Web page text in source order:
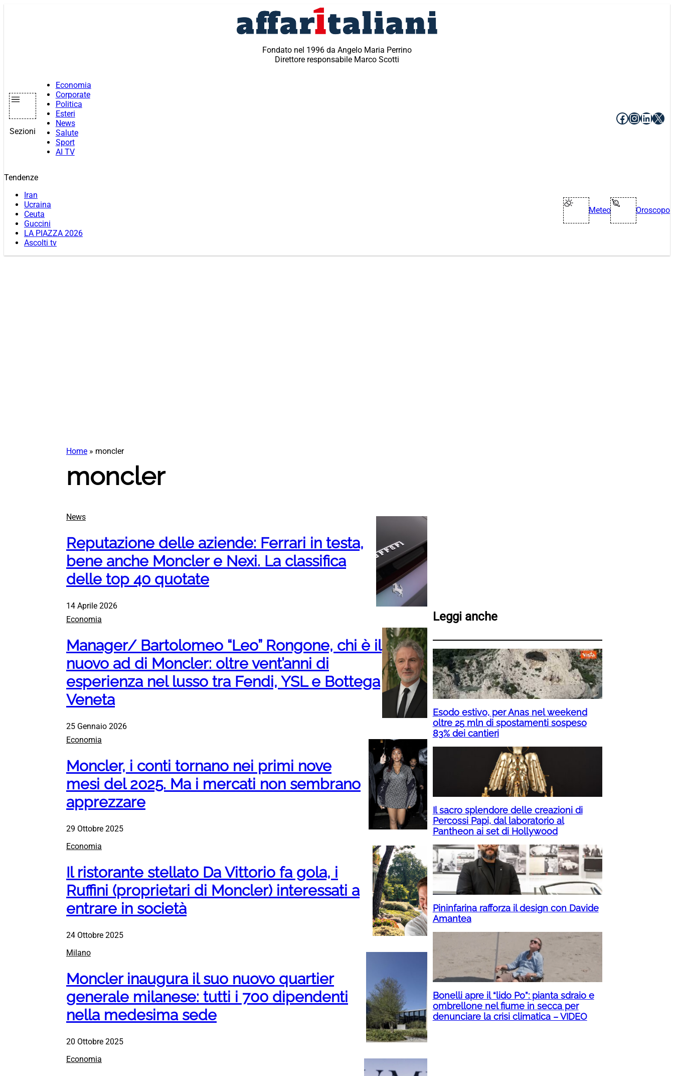
Fondato nel 1996 da Angelo Maria Perrino
Direttore responsabile Marco Scotti
Sezioni
Economia
Corporate
Politica
Esteri
News
Salute
Sport
AI TV
Facebook
X
Tendenze
Iran
Ucraina
Ceuta
Guccini
LA PIAZZA 2026
Ascolti tv
Meteo Oroscopo
Home » moncler
moncler
News
Reputazione delle aziende: Ferrari in testa,
bene anche Moncler e Nexi. La classifica
delle top 40 quotate
14 Aprile 2026
Economia
Manager/ Bartolomeo “Leo” Rongone, chi è il
nuovo ad di Moncler: oltre vent’anni di
esperienza nel lusso tra Fendi, YSL e Bottega
Veneta
25 Gennaio 2026
Economia
Moncler, i conti tornano nei primi nove
mesi del 2025. Ma i mercati non sembrano
apprezzare
29 Ottobre 2025
Economia
Il ristorante stellato Da Vittorio fa gola, i
Ruffini (proprietari di Moncler) interessati a
entrare in società
24 Ottobre 2025
Milano
Moncler inaugura il suo nuovo quartier
generale milanese: tutti i 700 dipendenti
nella medesima sede
20 Ottobre 2025
Economia
Leggi anche
Esodo estivo, per Anas nel weekend
oltre 25 mln di spostamenti sospeso
83% dei cantieri
Il sacro splendore delle creazioni di
Percossi Papi, dal laboratorio al
Pantheon ai set di Hollywood
Pininfarina rafforza il design con Davide
Amantea
Bonelli apre il “lido Po”: pianta sdraio e
ombrellone nel fiume in secca per
denunciare la crisi climatica – VIDEO